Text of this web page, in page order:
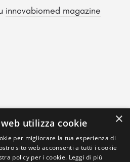
innovabiomed magazine
×
utilizza cookie
per migliorare la tua esperienza di
sito web acconsenti a tutti i cookie
policy per i cookie. Leggi di più